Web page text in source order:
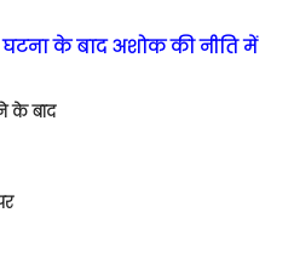
के बाद अशोक की नीति में
के बाद